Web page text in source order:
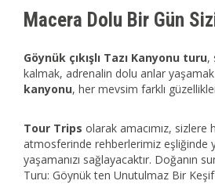
Macera Dolu Bir Gün
Göynük çıkışlı Tazı Kanyonu turu,
kalmak, adrenalin dolu anlar yaşamak
kanyonu, her mevsim farklı
Tour Trips olarak amacımız,
atmosferinde rehberlerimiz eşliğinde
yaşamanızı sağlayacaktır. Doğanın
Turu: Göynük ten Unutulmaz Bir